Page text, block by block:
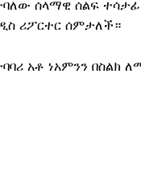
ሰላማዊ ሰልፍ ተሳታፊ
ሪፖርተር ሰምታለች።
አቶ ነአምንን በስልክ